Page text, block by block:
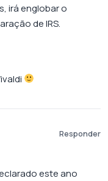
irá englobar o
de IRS.
Responder
este ano